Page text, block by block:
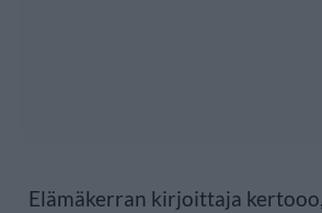
Elämäkerran kirjoittaja